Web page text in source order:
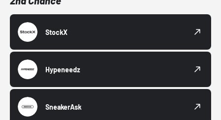
StockX
Hypeneedz
SneakerAsk